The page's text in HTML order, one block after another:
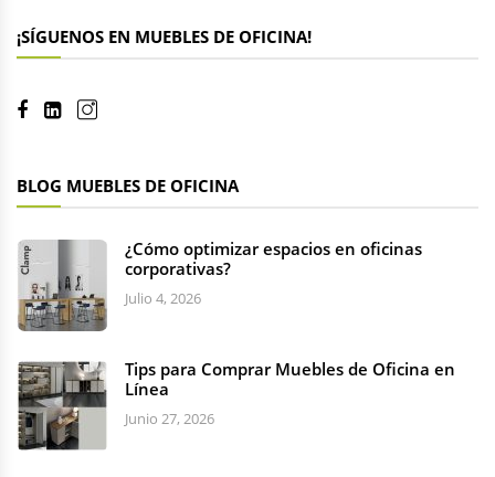
¡SÍGUENOS EN MUEBLES DE OFICINA!
BLOG MUEBLES DE OFICINA
¿Cómo optimizar espacios en oficinas
corporativas?
Julio 4, 2026
Tips para Comprar Muebles de Oficina en
Línea
Junio 27, 2026